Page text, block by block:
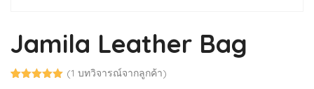
Jamila Leather Bag
(1 บทวิจารณ์จากลูกค้า)